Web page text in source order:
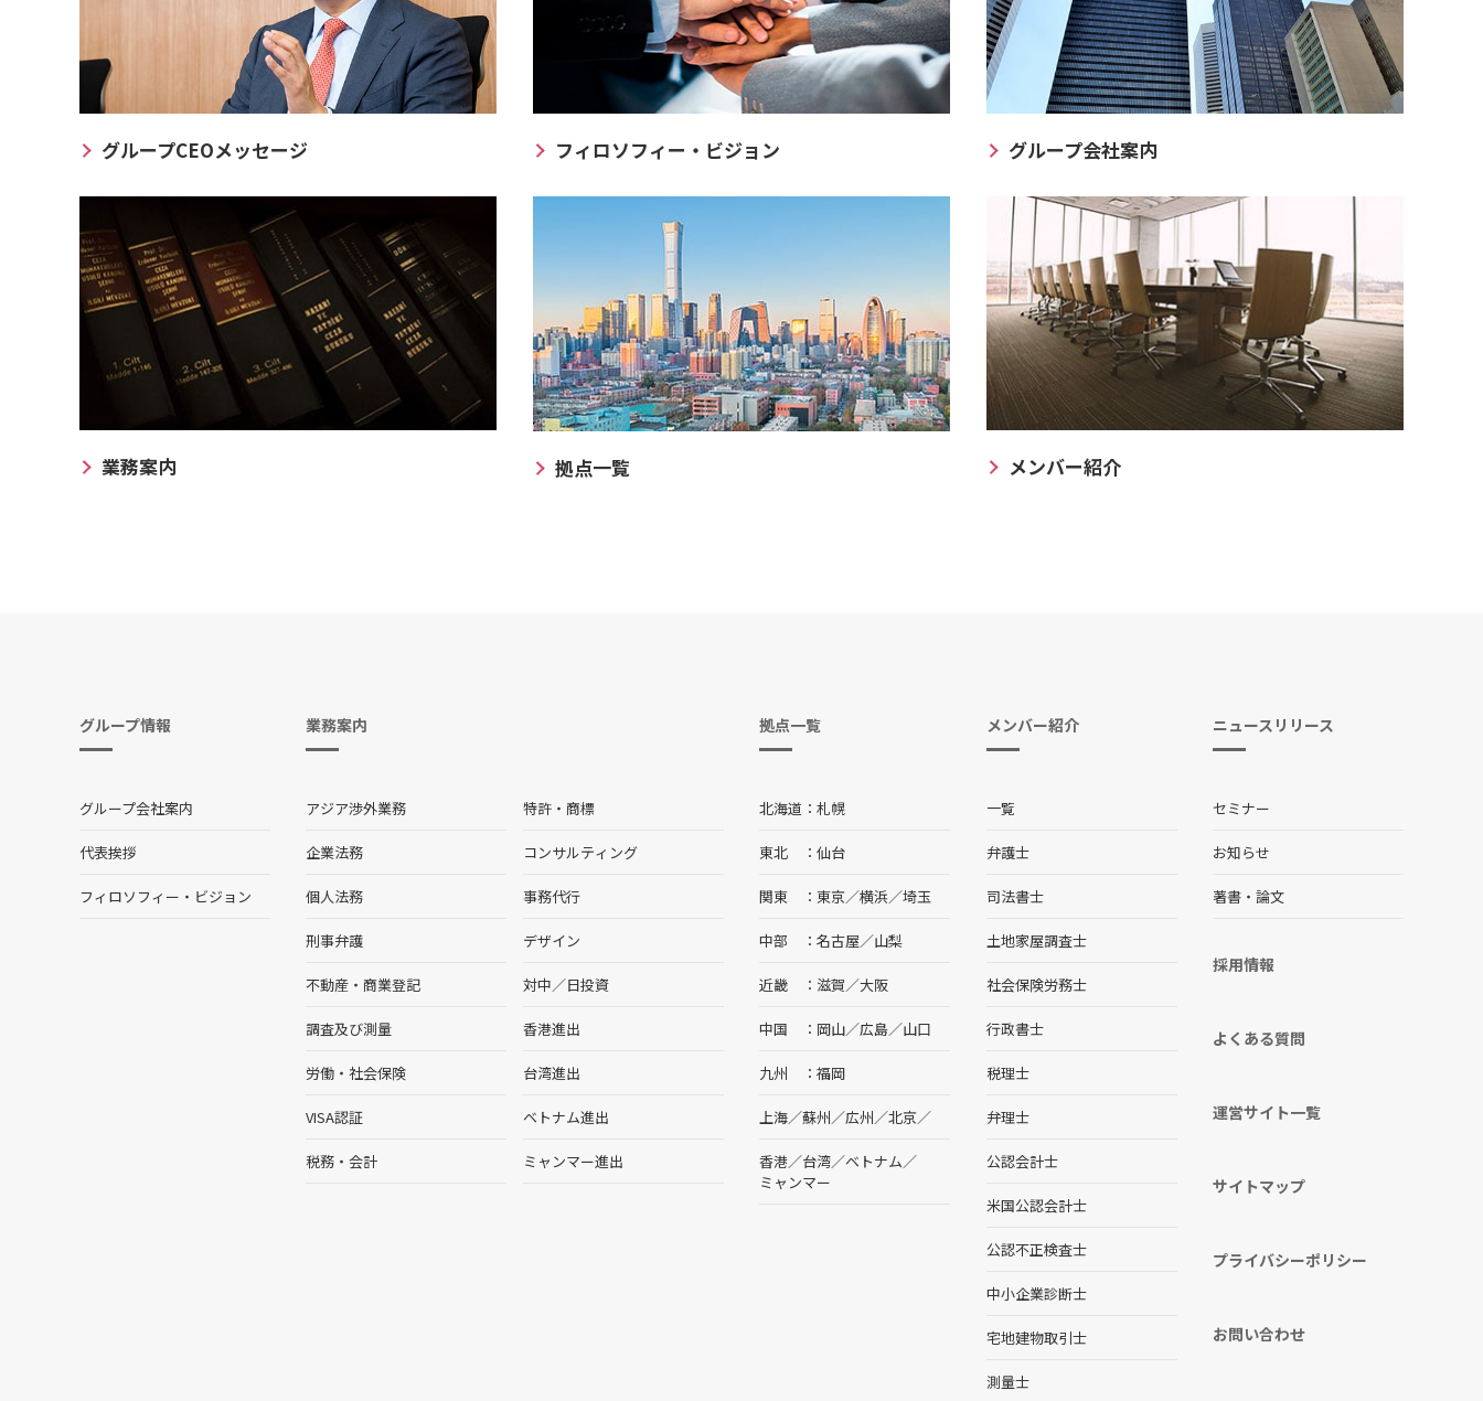
グループCEOメッセージ フィロソフィー・ビジョン グループ会社案内
業務案内 拠点一覧 メンバー紹介
グループ情報
グループ会社案内
代表挨拶
フィロソフィー・ビジョン
業務案内
アジア渉外業務
企業法務
個人法務
刑事弁護
不動産・商業登記
調査及び測量
労働・社会保険
VISA認証
税務・会計
特許・商標
コンサルティング
事務代行
デザイン
対中／日投資
香港進出
台湾進出
ベトナム進出
ミャンマー進出
拠点一覧
北海道 札幌
東北 仙台
関東 東京／横浜／埼玉
中部 名古屋／山梨
近畿 滋賀／大阪
中国 岡山／広島／山口
九州 福岡
上海／蘇州／広州／北京／
香港／台湾／ベトナム／
ミャンマー
メンバー紹介
一覧
弁護士
司法書士
土地家屋調査士
社会保険労務士
行政書士
税理士
弁理士
公認会計士
米国公認会計士
公認不正検査士
中小企業診断士
宅地建物取引士
測量士
ニュースリリース
セミナー
お知らせ
著書・論文
採用情報
よくある質問
運営サイト一覧
サイトマップ
プライバシーポリシー
お問い合わせ